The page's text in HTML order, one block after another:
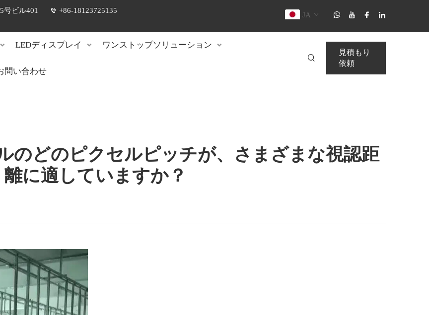
号ビル401
+86-18123725135
JA
LEDディスプレイ ワンストップソリューション
問い合わせ
見積もり
依頼
のどのピクセルピッチが、さまざまな視認距
離に適していますか？